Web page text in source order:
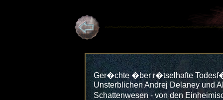
Ger�chte �ber r�tselhafte
Unsterblichen Andrej Delaney und
Schattenwesen - von den